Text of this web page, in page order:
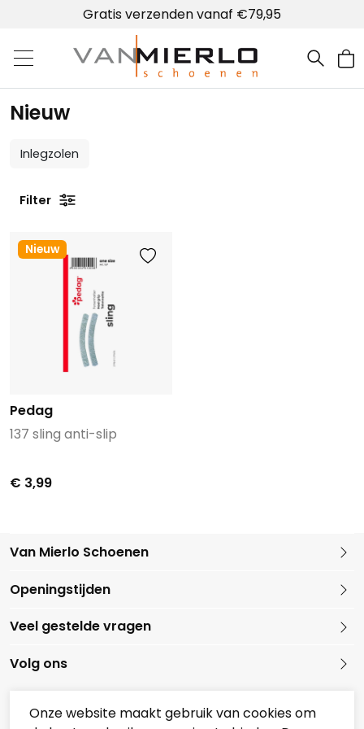
Gratis verzenden vanaf €79,95
Home | Van Mierlo schoenen
Nieuw
Inlegzolen
Filter
Nieuw
Pedag
137 sling anti-slip
€ 3,99
Van Mierlo Schoenen
Openingstijden
Veel gestelde vragen
Volg ons
Onze website maakt gebruik van cookies om